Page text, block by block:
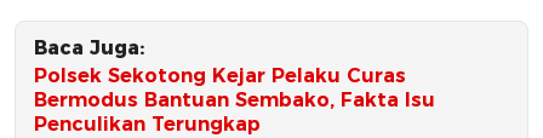
Baca Juga:
Polsek Sekotong Kejar Pelaku Curas
Bermodus Bantuan Sembako, Fakta Isu
Penculikan Terungkap